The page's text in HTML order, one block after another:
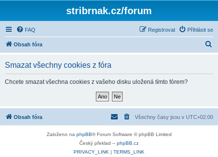
stribrnak.cz/forum
FAQ Přihlásit se
Registrovat
Obsah fóra
Smazat všechny cookies z fóra
Chcete smazat všechna cookies z vašeho disku uložená tímto fórem?
Obsah fóra Všechny časy jsou v UTC+02:00
Založeno na phpBB® Forum Software © phpBB Limited
Český překlad – phpBB.cz
PRIVACY_LINK | TERMS_LINK